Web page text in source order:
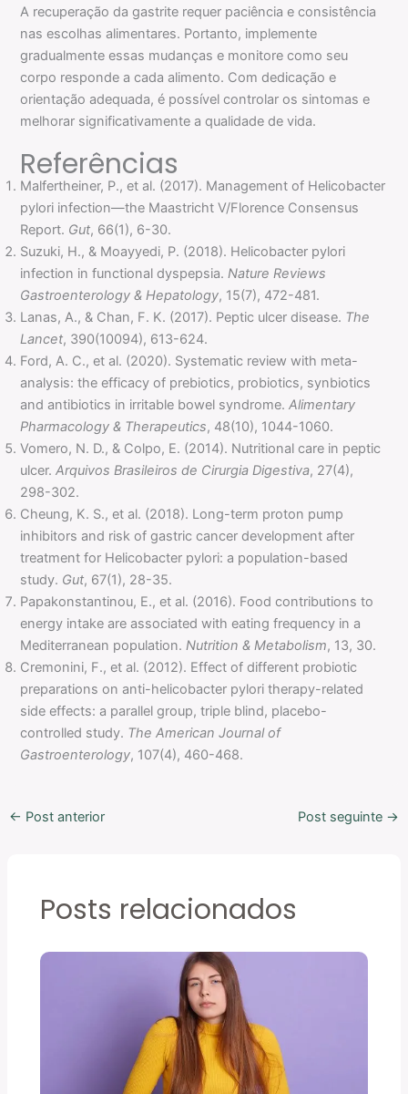
A recuperação da gastrite requer paciência e consistência
nas escolhas alimentares. Portanto, implemente
gradualmente essas mudanças e monitore como seu
corpo responde a cada alimento. Com dedicação e
orientação adequada, é possível controlar os sintomas e
melhorar significativamente a qualidade de vida.
Referências
Malfertheiner, P., et al. (2017). Management of Helicobacter
pylori infection—the Maastricht V/Florence Consensus
Report. Gut, 66(1), 6-30.
Suzuki, H., & Moayyedi, P. (2018). Helicobacter pylori
infection in functional dyspepsia.Nature Reviews
Gastroenterology & Hepatology, 15(7), 472-481.
Lanas, A., & Chan, F. K. (2017). Peptic ulcer disease. The
Lancet, 390(10094), 613-624.
Ford, A. C., et al. (2020). Systematic review with meta-
analysis: the efficacy of prebiotics, probiotics, synbiotics
and antibiotics in irritable bowel syndrome.Alimentary
Pharmacology & Therapeutics, 48(10), 1044-1060.
Vomero, N. D., & Colpo, E. (2014). Nutritional care in peptic
ulcer.Arquivos Brasileiros de Cirurgia Digestiva, 27(4),
298-302.
Cheung, K. S., et al. (2018). Long-term proton pump
inhibitors and risk of gastric cancer development after
treatment for Helicobacter pylori: a population-based
study. Gut, 67(1), 28-35.
Papakonstantinou, E., et al. (2016). Food contributions to
energy intake are associated with eating frequency in a
Mediterranean population.Nutrition & Metabolism, 13, 30.
Cremonini, F., et al. (2012). Effect of different probiotic
preparations on anti-helicobacter pylori therapy-related
side effects: a parallel group, triple blind, placebo-
controlled study. The American Journal of
Gastroenterology, 107(4), 460-468.
← Post anterior Post seguinte →
Posts relacionados